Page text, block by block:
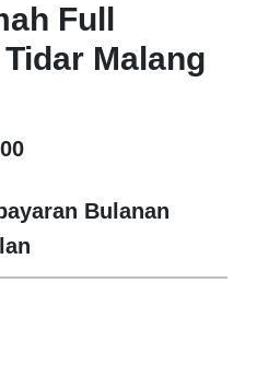
Full
Malang
Bulanan